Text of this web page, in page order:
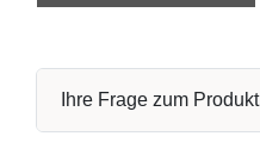
Ihre Frage zum Produkt